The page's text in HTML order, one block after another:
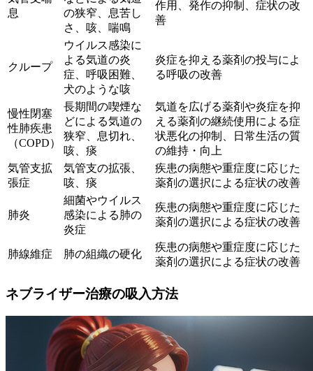
息
の狭窄、息苦し
さ、咳、喘鳴
作用、発作の抑制、症状の改
善
クループ
ウイルス感染に
よる気道の炎
症、呼吸困難、
犬のような咳
炎症を抑える薬剤の投与によ
る呼吸の改善
慢性閉塞
性肺疾患
（COPD）
長期間の喫煙な
どによる気道の
狭窄、息切れ、
咳、痰
気道を広げる薬剤や炎症を抑
える薬剤の継続使用による症
状悪化の抑制、日常生活の質
の維持・向上
気管支拡
張症
気管支の拡張、
咳、痰
疾患の病態や重症度に応じた
薬剤の選択による症状の改善
肺炎
細菌やウイルス
感染による肺の
炎症
疾患の病態や重症度に応じた
薬剤の選択による症状の改善
肺線維症 肺の組織の硬化
疾患の病態や重症度に応じた
薬剤の選択による症状の改善
ネブライザー治療の吸入方法